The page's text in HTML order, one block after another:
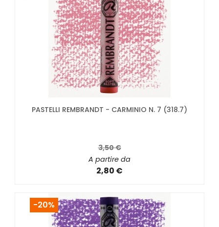
PASTELLI REMBRANDT - CARMINIO N. 7 (318.7)
3,50 €
A partire da
2,80 €
-20%